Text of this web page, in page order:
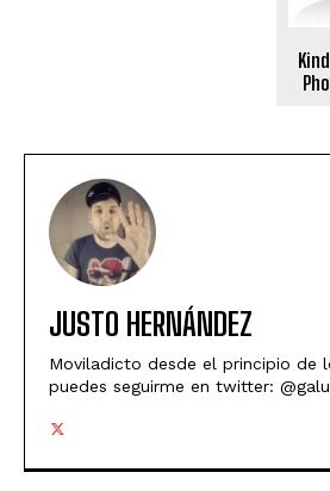
JUSTO HERNÁNDEZ
Moviladicto desde el principio de
puedes seguirme en twitter: